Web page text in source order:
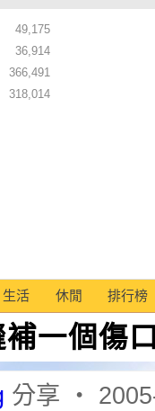
49,175
36,914
366,491
318,014
生活 休閒 排行榜
一個傷
分享 ‧